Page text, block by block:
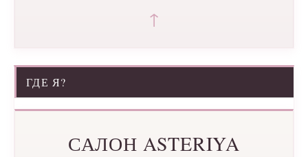
↑
ГДЕ Я?
САЛОН ASTERIYA